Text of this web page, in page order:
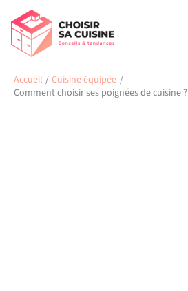
contenu
Accueil
Cuisine équipée
Comment choisir ses poignées de cuisine ?
Rechercher